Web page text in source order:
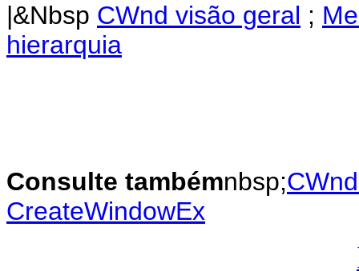
|&Nbsp CWnd visão geral ;
hierarquia
Consulte tambémnbsp;
CreateWindowEx